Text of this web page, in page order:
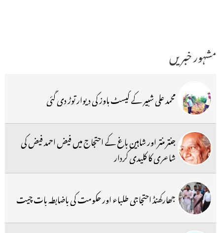
مشہور خبریں
محمد علی شبیر کے گیسٹ ہاوز کی دیوار توڑ دی گئی
جنتر منتر اور شاہین باغ کے احتجاج میں فیض احمد فیض کی
شاعری کا کلیدی کردار
جھارکھنڈ احتجاجی طلباء اور حکومت کی باضابطہ بات چیت